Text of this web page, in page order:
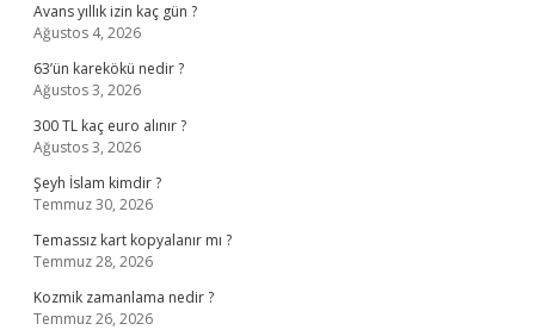
Avans yıllık izin kaç gün ?
Ağustos 4, 2026
63’ün karekökü nedir ?
Ağustos 3, 2026
300 TL kaç euro alınır ?
Ağustos 3, 2026
Şeyh İslam kimdir ?
Temmuz 30, 2026
Temassız kart kopyalanır mı ?
Temmuz 28, 2026
Kozmik zamanlama nedir ?
Temmuz 26, 2026